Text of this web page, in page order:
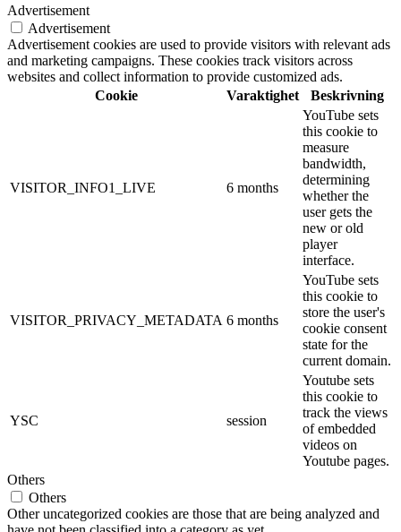
Advertisement
Advertisement
Advertisement cookies are used to provide visitors with relevant ads
and marketing campaigns. These cookies track visitors across
websites and collect information to provide customized ads.
Cookie
Varaktighet Beskrivning
VISITOR_INFO1_LIVE 6 months
YouTube sets
this cookie to
measure
bandwidth,
determining
whether the
user gets the
new or old
player
interface.
VISITOR_PRIVACY_METADATA 6 months
YouTube sets
this cookie to
store the user's
cookie consent
state for the
current domain.
YSC session
Youtube sets
this cookie to
track the views
of embedded
videos on
Youtube pages.
Others
Others
Other uncategorized cookies are those that are being analyzed and